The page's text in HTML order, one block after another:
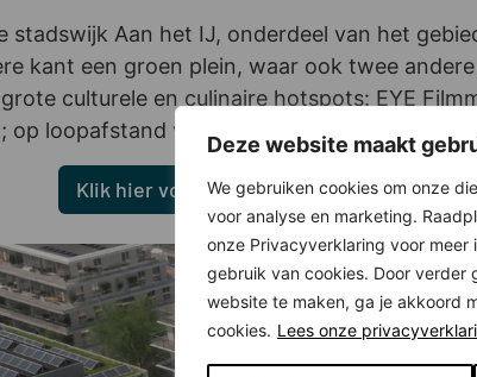
Deze website maakt
We gebruiken cookies om onze
voor analyse en marketing.
onze Privacyverklaring voor meer
gebruik van cookies. Door verder
website te maken, ga je akkoord
cookies. Lees onze
stadswijk Aan het IJ, onderdeel van het
kant een groen plein, waar ook twee
culturele en culinaire hotspots: EYE
op loopafstand vertrekt de pont richting
Klik hier voor het woningaanbod